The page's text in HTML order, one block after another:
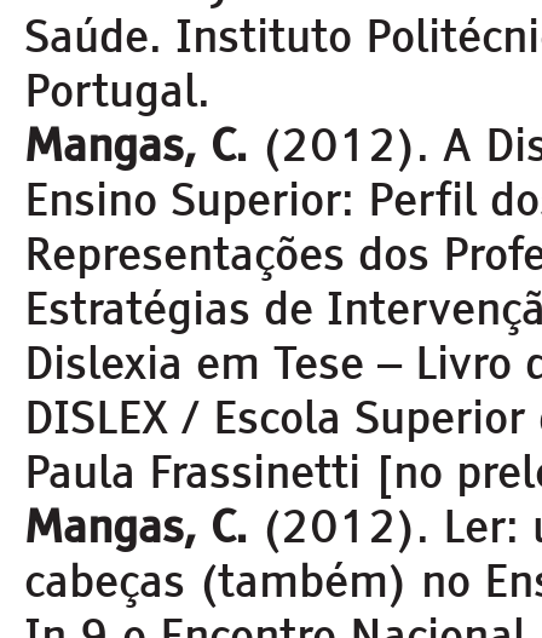
Saúde. Instituto
Portugal.
Mangas, C. (2012). A
Ensino Superior: Perfil
Representações dos
Estratégias de
Dislexia em Tese – Livro
DISLEX / Escola Superior
Paula Frassinetti [no
Mangas, C. (2012). Ler:
cabeças (também) no